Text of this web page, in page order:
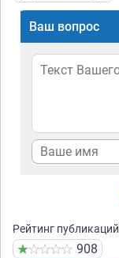
Ваш вопрос
Рейтинг публикаций
908